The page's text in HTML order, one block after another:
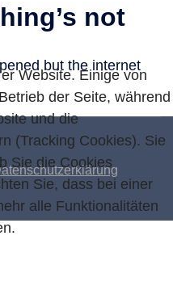
Website. Einige von
der Seite, während
und die
(Tracking Cookies). Sie
Sie die Cookies
Sie, dass bei einer
alle Funktionalitäten